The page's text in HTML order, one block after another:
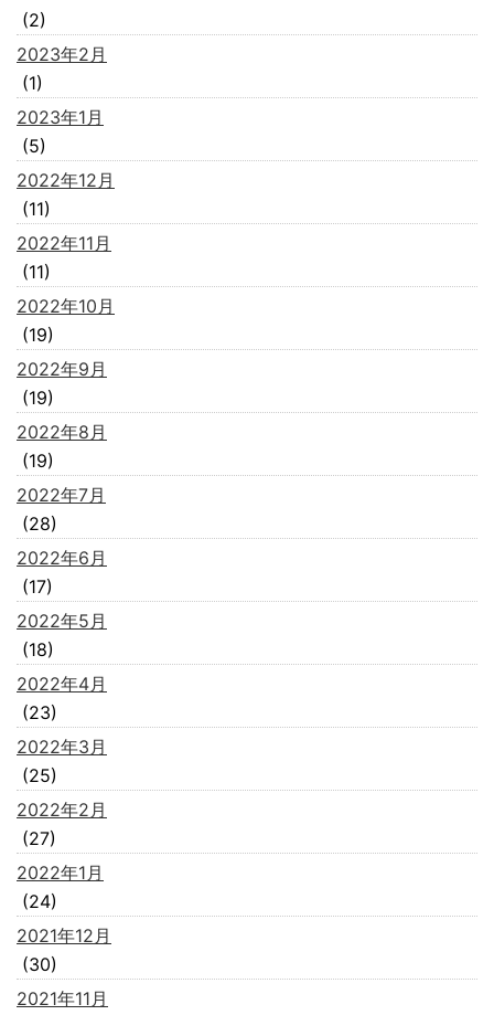
(2)
2023年2月
(1)
2023年1月
(5)
2022年12月
(11)
2022年11月
(11)
2022年10月
(19)
2022年9月
(19)
2022年8月
(19)
2022年7月
(28)
2022年6月
(17)
2022年5月
(18)
2022年4月
(23)
2022年3月
(25)
2022年2月
(27)
2022年1月
(24)
2021年12月
(30)
2021年11月